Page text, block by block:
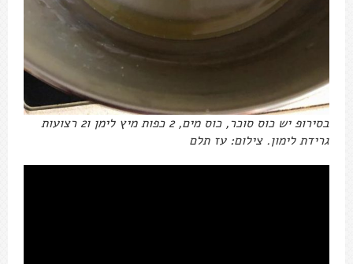
בסירופ יש כוס סוכר, כוס מים, 2 כפות מיץ לימן ו2 רצועות
גרידת לימון. צילום: עז תלם